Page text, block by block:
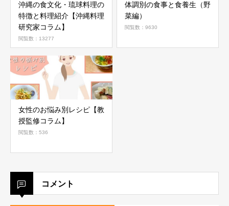
沖縄の食文化・琉球料理の
特徴と料理紹介【沖縄料理
研究家コラム】
閲覧数：13277
体調別の食事と食養生（野
菜編）
閲覧数：9630
女性のお悩み別レシピ【教
授監修コラム】
閲覧数：536
コメント